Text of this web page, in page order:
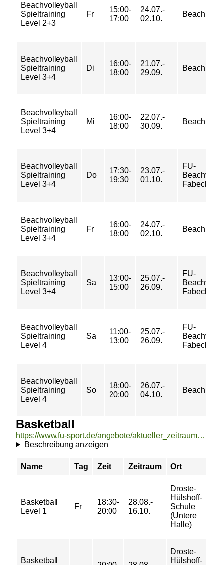
Beachvolleyball
Spieltraining
Level 2+3
Fr
15:00-
17:00
24.07.-
02.10.
BeachMitte
Beachvolleyball
Spieltraining
Level 3+4
Di
16:00-
18:00
21.07.-
29.09.
BeachMitte
Beachvolleyball
Spieltraining
Level 3+4
Mi
16:00-
18:00
22.07.-
30.09.
BeachMitte
Beachvolleyball
Spieltraining
Level 3+4
Do
17:30-
19:30
23.07.-
01.10.
FU-
Beachvolleyball
Spieltraining
Level 3+4
Fr
16:00-
18:00
24.07.-
02.10.
BeachMitte
Beachvolleyball
Spieltraining
Level 3+4
Sa
13:00-
15:00
25.07.-
26.09.
FU-
Beachvolleyball
Spieltraining
Level 4
Sa
11:00-
13:00
25.07.-
26.09.
FU-
Beachvolleyball
Spieltraining
Level 4
So
18:00-
20:00
26.07.-
04.10.
BeachMitte
Basketball
https://www.fu-sport.de/angebote/aktueller_zeitraum/_Basketball.html
Beschreibung anzeigen
Name Tag Zeit Zeitraum Ort
Basketball
Level 1
Fr
18:30-
20:00
28.08.-
16.10.
Droste-
Hülshoff-
Schule
(Untere
Halle)
Basketball
Droste-
Hülshoff-